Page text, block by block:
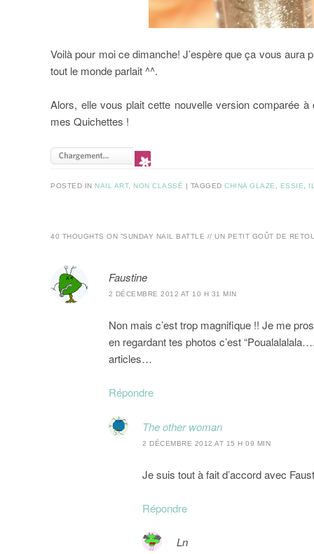
Voilà pour moi ce dimanche! J’espère que ça vous aura
tout le monde parlait ^^.
Alors, elle vous plait cette nouvelle version comparée
mes Quichettes !
POSTED IN NAIL ART, NON CLASSÉ | TAGGEDCHINA GLAZE ESSIE
40 THOUGHTS ON “SUNDAY NAIL BATTLE // UN PETIT GOÛT DE
Faustine
2 DÉCEMBRE 2012 AT 10 H 31 MIN
Non mais c’est trop magnifique !! Je me
en regardant tes photos c’est
articles…
Répondre
The other woman
2 DÉCEMBRE 2012 AT 15 H 09 MIN
Je suis tout à fait d’accord avec
Répondre
Ln